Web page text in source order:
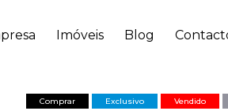
Imóveis Blog
Comprar Exclusivo Vendido